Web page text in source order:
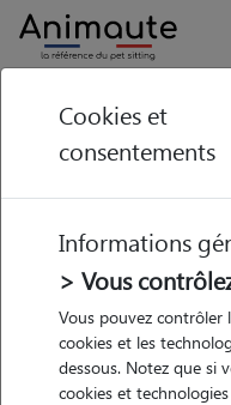
Animaute Provence Alpes
en-Provence
• 43 ans
Cookies et
consentements
Informations
> Vous
Vous pouvez contrôler
cookies et les
dessous. Notez que si
cookies et